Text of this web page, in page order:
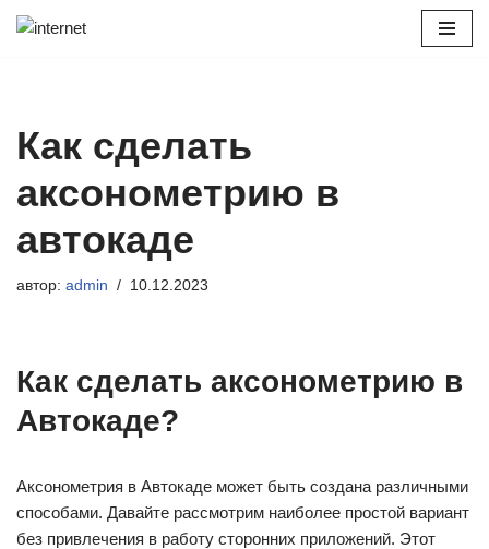
Как сделать
аксонометрию в
автокаде
автор: admin 10.12.2023
Как сделать аксонометрию в
Автокаде?
Аксонометрия в Автокаде может быть создана различными
способами. Давайте рассмотрим наиболее простой вариант
без привлечения в работу сторонних приложений. Этот